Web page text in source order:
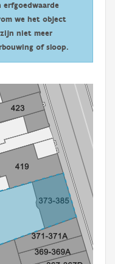
we het object
niet meer
of sloop.